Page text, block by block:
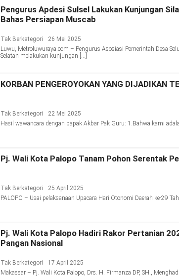
Pengurus Apdesi Sulsel Lakukan Kunjungan
Bahas Persiapan Muscab
Tak Berkategori
26 Mei 2025
Luwu, Metroluwuraya.com – Pengurus Asosiasi Pemerintah Desa
Selatan melakukan kunjungan […]
KORBAN PENGEROYOKAN YANG DIJADIKAN
Tak Berkategori
22 Mei 2025
Hasil wawancara dengan bapak Akbar Pak Guru: 1.Bahwa kami
Pj. Wali Kota Palopo Tanam Pohon Serentak
Tak Berkategori
25 April 2025
PALOPO – Usai pelaksanaan Upacara Hari Otonomi Daerah ke-29
Pj. Wali Kota Palopo Hadiri Rakor Pertanian
Pangan Nasional
Tak Berkategori
17 April 2025
Makassar – Pj. Wali Kota Palopo, Drs. H. Firmanza DP, SH.,